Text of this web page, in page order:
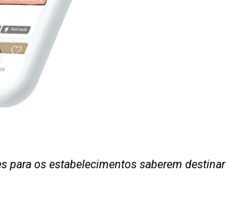
para os estabelecimentos saberem destinar